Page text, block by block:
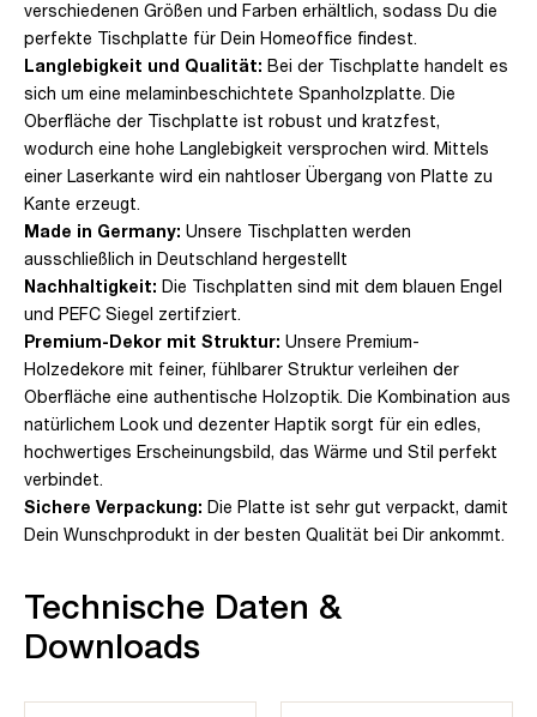
verschiedenen Größen und Farben erhältlich, sodass Du die
perfekte Tischplatte für Dein Homeoffice findest.
Langlebigkeit und Qualität: Bei der Tischplatte handelt es
sich um eine melaminbeschichtete Spanholzplatte. Die
Oberfläche der Tischplatte ist robust und kratzfest,
wodurch eine hohe Langlebigkeit versprochen wird. Mittels
einer Laserkante wird ein nahtloser Übergang von Platte zu
Kante erzeugt.
Made in Germany: Unsere Tischplatten werden
ausschließlich in Deutschland hergestellt
Nachhaltigkeit: Die Tischplatten sind mit dem blauen Engel
und PEFC Siegel zertifziert.
Premium-Dekor mit Struktur: Unsere Premium-
Holzedekore mit feiner, fühlbarer Struktur verleihen der
Oberfläche eine authentische Holzoptik. Die Kombination aus
natürlichem Look und dezenter Haptik sorgt für ein edles,
hochwertiges Erscheinungsbild, das Wärme und Stil perfekt
verbindet.
Sichere Verpackung: Die Platte ist sehr gut verpackt, damit
Dein Wunschprodukt in der besten Qualität bei Dir ankommt.
Technische Daten &
Downloads